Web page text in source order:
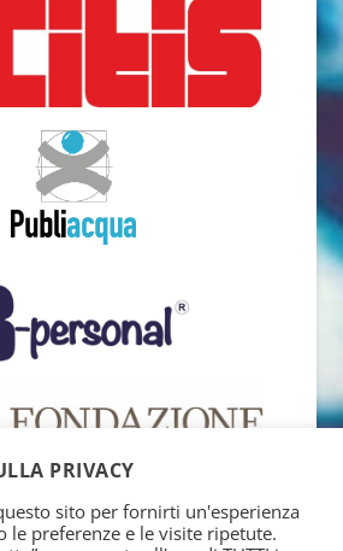
PRIVACY
sito per fornirti un'esperienza
le preferenze e le visite ripetute.